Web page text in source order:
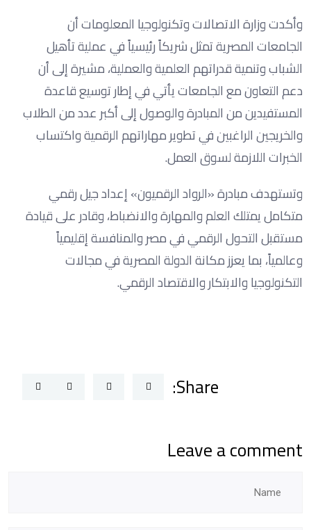
وأكدت وزارة الاتصالات وتكنولوجيا المعلومات أن
الجامعات المصرية تمثل شريكاً رئيسياً في عملية تأهيل
الشباب وتنمية قدراتهم العلمية والعملية، مشيرة إلى أن
دعم التعاون مع الجامعات يأتي في إطار توسيع قاعدة
المستفيدين من المبادرة والوصول إلى أكبر عدد من الطلاب
والخريجين الراغبين في تطوير مهاراتهم الرقمية واكتساب
الخبرات اللازمة لسوق العمل.
وتستهدف مبادرة «الرواد الرقميون» إعداد جيل رقمي
متكامل يمتلك العلم والمهارة والانضباط، وقادر على قيادة
مستقبل التحول الرقمي في مصر والمنافسة إقليمياً
وعالمياً، بما يعزز مكانة الدولة المصرية في مجالات
التكنولوجيا والابتكار والاقتصاد الرقمي.
Share:
Leave a comment